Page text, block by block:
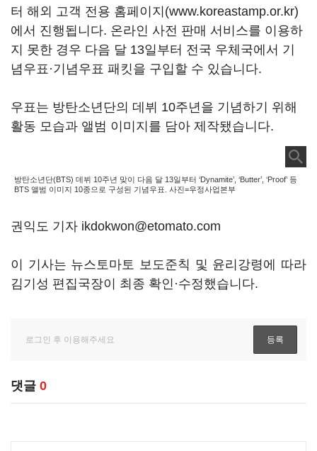
터 해외 고객 전용 홈페이지(www.koreastamp.or.kr)
에서 진행됩니다. 온라인 사전 판매 서비스를 이용하
지 못한 경우 다음 달 13일부터 전국 우체국에서 기
념우표·기념우표 패킷을 구입할 수 있습니다.
우표는 방탄소년단의 데뷔 10주년을 기념하기 위해
활동 모습과 앨범 이미지를 담아 제작됐습니다.
방탄소년단(BTS) 데뷔 10주년 맞이 다음 달 13일부터 ‘Dynamite’, ‘Butter’, ‘Proof’ 등
BTS 앨범 이미지 10종으로 구성된 기념우표. 사진=우정사업본부
권익도 기자 ikdokwon@etomato.com
이 기사는 뉴스토마토 보도준칙 및 윤리강령에 따라
김기성 편집국장이 최종 확인·수정했습니다.
댓글 0